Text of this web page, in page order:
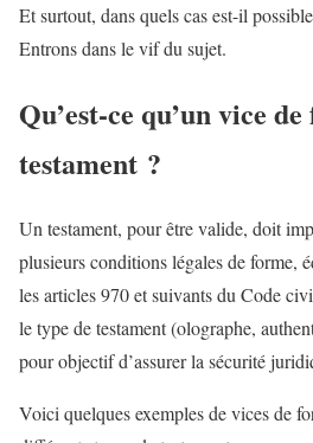
Et surtout, dans quels cas est-il
Entrons dans le vif du sujet.
Qu’est-ce qu’un vice
testament ?
Un testament, pour être valide, doit
plusieurs conditions légales de forme,
les articles 970 et suivants du Code
le type de testament (olographe,
pour objectif d’assurer la sécurité
Voici quelques exemples de vices de